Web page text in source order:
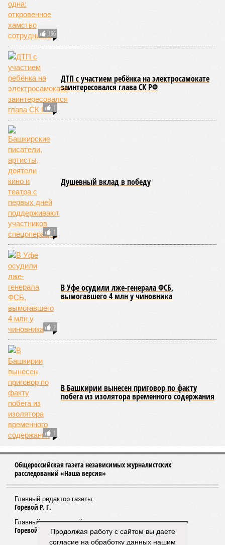
водителей в течение 25 лет. Протяжённость новой
магистрали составляет 13,9 км. Движение по ней было
открыто в марте 2024 года.
Отдельным требованием в иске значится просьба
признать, что обязательства по выполнению работ на
объекте исполнены в полном объёме. Эту позицию
компания просит закрепить в судебном порядке.
В качестве третьих лиц в деле участвуют ООО «ЛМА»,
санкт-петербургское АО «Ленстрой», правительство
Башкирии и Транспортная дирекция региона. Судебное
разбирательство затрагивает как финансовые
обязательства по проекту, так и правовые аспекты
реализации концессионного соглашения.
Соглашение по Восточному выезду
году на Петербургском международном экономическом
форуме. Проект предусматривал завершение
строительства автодорожного тоннеля длиной более 1,2
км, возведение мостового перехода через реку Уфу с
эстакадной частью протяжённостью более 2,6 км и
создание участка платной скоростной автомобильной
дороги длиной 10 км с прямым выходом на М5.
На форуме
генеральному директору «Башкирской концессионной
компании»
Асабали Закавовубыли вручены сертификаты
о соответствии проекта требованиям методики IRIIS,
разработанной для повышения качества и устойчивости
инфраструктурных проектов. Радий Хабиров тогда назвал
Восточный выезд крупнейшим инфраструктурным
объектом на территории Башкортостана и отметил, что
стоимость строительно-монтажных работ составляет 33,5
млрд рублей, из которых 20 млрд приходится на
федеральную поддержку. Открытие движения по
Восточному выезду планировалось в 2024 году.
Роман Кротов
мошенников и
одежду
КОММЕНТАРИИ
ПОСЛЕДНИЕ НОВОСТИ
07/08
Пароль «Моряк» стоил уфимке двух миллионов
Продолжая работу с сайтом вы даете
согласие на обработку данных нашим